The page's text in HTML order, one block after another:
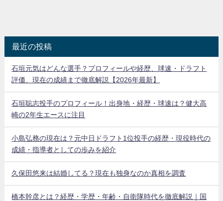
最近の投稿
石垣元気はどんな選手？プロフィールや経歴、球速・ドラフト
評価、現在の成績まで徹底解説【2026年最新】
石垣聡志投手のプロフィール！出身地・経歴・球速は？健大高
崎の2年生エースに注目
小島弘務の現在は？元中日ドラフト1位投手の経歴・現役時代の
成績・指導者としての歩みを紹介
久保田悠来は結婚してる？現在も独身なのか真相を調査
橋本幹彦とは？経歴・学歴・年齢・自衛隊時代を徹底解説｜国